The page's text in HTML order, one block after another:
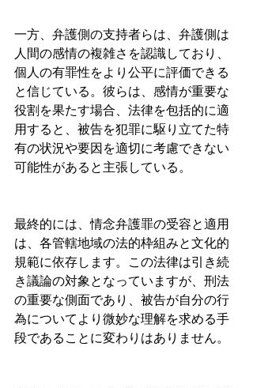
一方、弁護側の支持者らは、弁護側は
人間の感情の複雑さを認識しており、
個人の有罪性をより公平に評価できる
と信じている。彼らは、感情が重要な
役割を果たす場合、法律を包括的に適
用すると、被告を犯罪に駆り立てた特
有の状況や要因を適切に考慮できない
可能性があると主張している。
最終的には、情念弁護罪の受容と適用
は、各管轄地域の法的枠組みと文化的
規範に依存します。この法律は引き続
き議論の対象となっていますが、刑法
の重要な側面であり、被告が自分の行
為についてより微妙な理解を求める手
段であることに変わりはありません。